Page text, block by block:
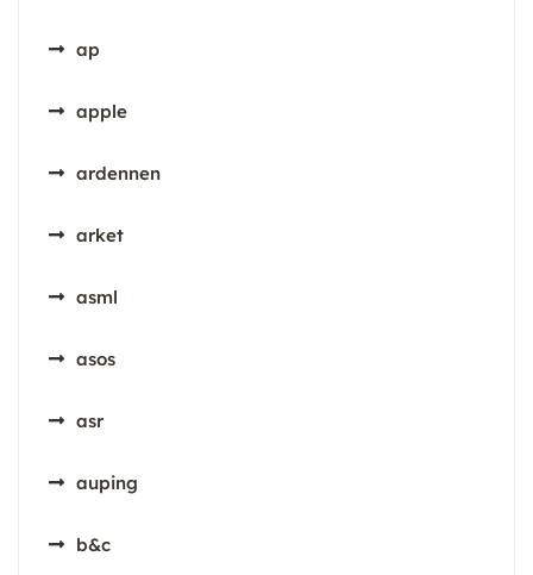
ap
apple
ardennen
arket
asml
asos
asr
auping
b&c